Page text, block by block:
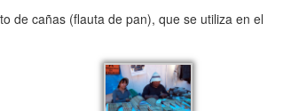
de cañas (flauta de pan), que se utiliza en el